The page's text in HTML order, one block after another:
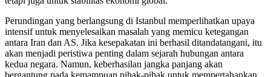
Perundingan yang berlangsung di Istanbul memperlihatkan upaya
intensif untuk menyelesaikan masalah yang memicu ketegangan
antara Iran dan AS. Jika kesepakatan ini berhasil ditandatangani, itu
akan menjadi peristiwa penting dalam sejarah hubungan antara
kedua negara. Namun, keberhasilan jangka panjang akan
bergantung pada kemampuan pihak-pihak untuk mempertahankan